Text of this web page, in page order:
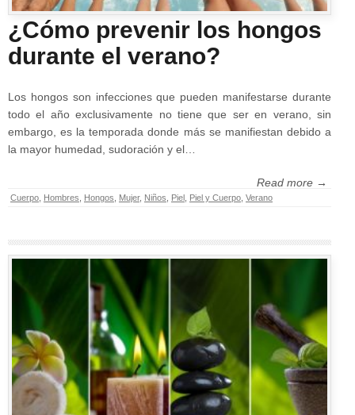
¿Cómo prevenir los hongos
durante el verano?
Los hongos son infecciones que pueden manifestarse durante
todo el año exclusivamente no tiene que ser en verano, sin
embargo, es la temporada donde más se manifiestan debido a
la mayor humedad, sudoración y el…
Read more →
Cuerpo, Hombres, Hongos, Mujer, Niños, Piel , Piel y Cuerpo, Verano